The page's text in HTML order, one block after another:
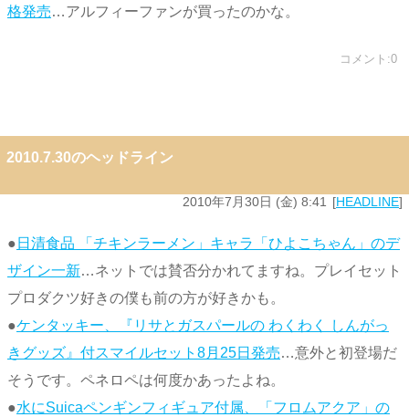
格発売…アルフィーファンが買ったのかな。
コメント:0
2010.7.30のヘッドライン
2010年7月30日 (金) 8:41 HEADLINE
● 日清食品 「チキンラーメン」キャラ「ひよこちゃん」のデ
ザイン一新…ネットでは賛否分かれてますね。プレイセット
プロダクツ好きの僕も前の方が好きかも。
●ケンタッキー、『リサとガスパールの わくわく しんがっ
きグッズ』付スマイルセット8月25日発売…意外と初登場だ
そうです。ペネロペは何度かあったよね。
●水にSuicaペンギンフィギュア付属、「フロムアクア」の